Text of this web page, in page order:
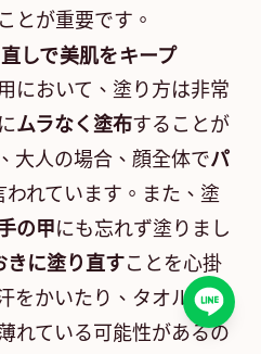
とが重要です。
しで美肌をキープ
において、塗り方は非常
ムラなく塗布することが
大人の場合、顔全体でパ
われています。また、塗
の甲にも忘れず塗りまし
きに塗り直すことを心掛
をかいたり、タオルで拭
れている可能性があるの